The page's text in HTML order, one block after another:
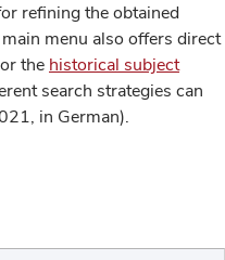
refining the obtained
menu also offers direct
or the historical subject
search strategies can
in German).